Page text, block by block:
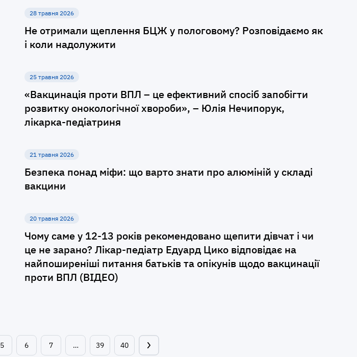
28 травня 2026
Не отримали щеплення БЦЖ у пологовому? Розповідаємо як
і коли надолужити
25 травня 2026
«Вакцинація проти ВПЛ – це ефективний спосіб запобігти
розвитку онокологічної хвороби», – Юлія Нечипорук,
лікарка-педіатриня
21 травня 2026
Безпека понад міфи: що варто знати про алюміній у складі
вакцини
20 травня 2026
Чому саме у 12-13 років рекомендовано щепити дівчат і чи
це не зарано? Лікар-педіатр Едуард Цико відповідає на
найпоширеніші питання батьків та опікунів щодо вакцинації
проти ВПЛ (ВІДЕО)
5 6 7 … 39 40